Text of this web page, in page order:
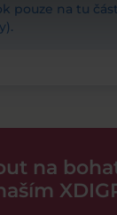
pouze na tu
na